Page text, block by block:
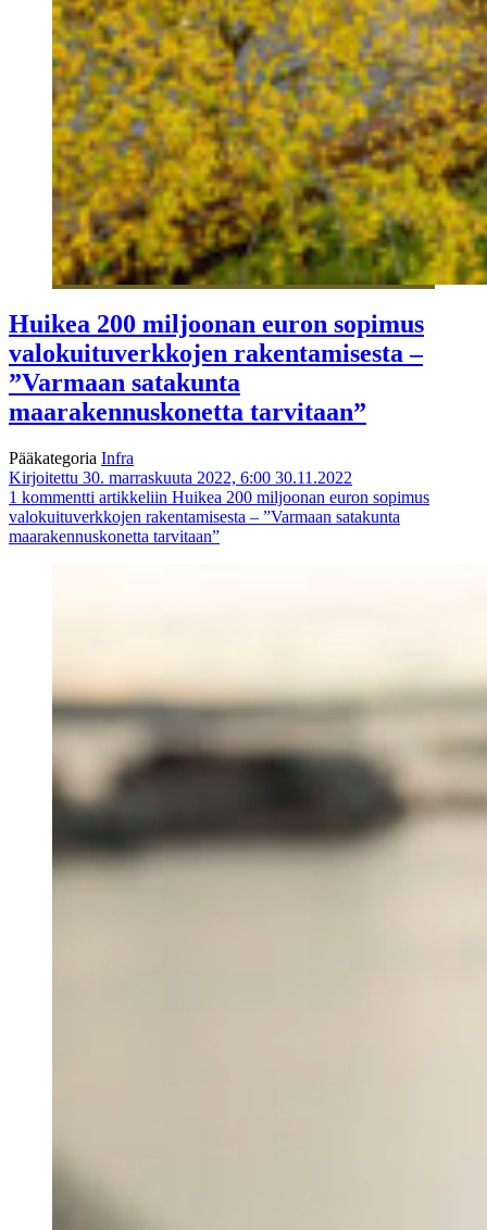
Huikea 200 miljoonan euron sopimus
valokuituverkkojen rakentamisesta –
”Varmaan satakunta
maarakennuskonetta tarvitaan”
Pääkategoria Infra
Kirjoitettu 30. marraskuuta 2022, 6:00 30.11.2022
1 kommentti artikkeliin Huikea 200 miljoonan euron sopimus
valokuituverkkojen rakentamisesta – ”Varmaan satakunta
maarakennuskonetta tarvitaan”